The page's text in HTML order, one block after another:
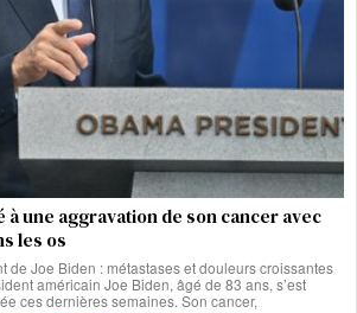
à une aggravation de son cancer avec
les os
de Joe Biden : métastases et douleurs croissantes
américain Joe Biden, âgé de 83 ans, s’est
ces dernières semaines. Son cancer,